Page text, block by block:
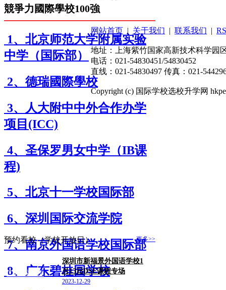
競爭力國際學校100強
1、北京师范大学附属实验
中学（国际部）
2、德瑞國際學校
3、人大附中中外合作办学
项目(ICC)
4、圣保罗男女中学（IB课
程)
5、北京十一学校国际部
6、深圳国际交流学院
7、南京外国语学校国际部
8、广东碧桂园学校
预约看校（学校开放日） 更多>>
广东/深圳市
深圳市新福景外国语学校1
月13日DSE课程专场
2023-12-29
网站首页 | 关于我们 | 联系我们 |
地址：上海紫竹国家高新技术科学园
电话：021-54830451/54830452
直线：021-54830497 传真：021-
Copyright (c) 国际学校选校升学网